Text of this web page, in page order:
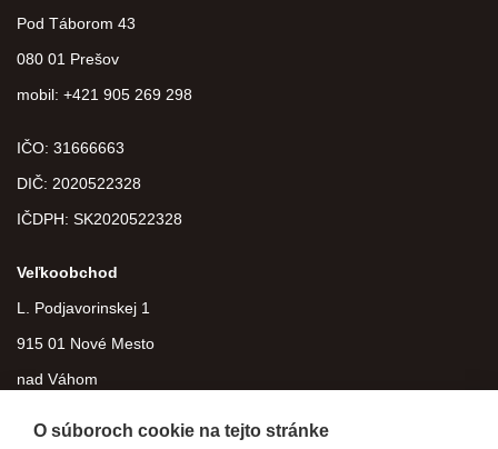
Pod Táborom 43
080 01 Prešov
mobil: +421 905 269 298
IČO: 31666663
DIČ: 2020522328
IČDPH: SK2020522328
Veľkoobchod
L. Podjavorinskej 1
915 01 Nové Mesto
nad Váhom
O súboroch cookie na tejto stránke